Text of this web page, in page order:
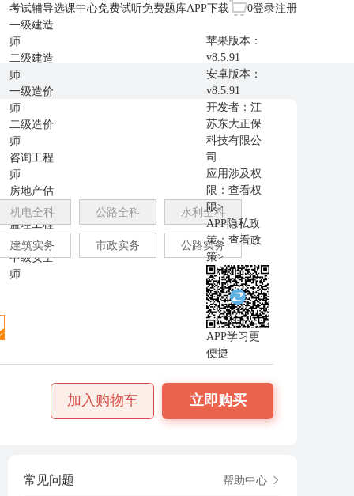
登录注册
考试辅导
一级建造
师
二级建造
师
一级造价
师
二级造价
师
咨询工程
师
房地产估
价师
监理工程
师
中级安全
师
选课中心免费试听免费题库APP下载
苹果版本：
v8.5.91
安卓版本：
v8.5.91
开发者：江
苏东大正保
科技有限公
司
应用涉及权
限： 查看权
限>
APP隐私政
策： 查看政
策>
APP学习更
便捷
0
机电全科 公路全科 水利全科
建筑实务 市政实务 公路实务
立即购买
加入购物车
常见问题 帮助中心